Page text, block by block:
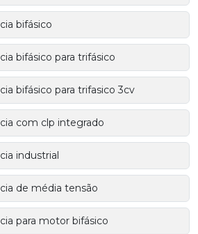
bifásico
bifásico para trifásico
bifásico para trifasico 3cv
com clp integrado
industrial
de média tensão
para motor bifásico